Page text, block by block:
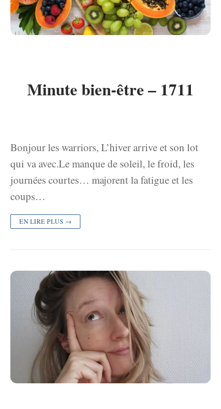
Minute bien-être – 1711
Bonjour les warriors, L’hiver arrive et son lot
qui va avec.Le manque de soleil, le froid, les
journées courtes… majorent la fatigue et les
coups…
EN LIRE PLUS →